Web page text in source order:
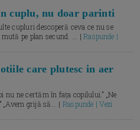
cuplu, nu doar parinti
cupluri descoperă ceva ce nu se
mută pe plan secund. ... |Raspunde |
care plutesc in aer
nu ne certăm în fața copilului.” „Ne
„Avem grijă să... | Raspunde | Vezi